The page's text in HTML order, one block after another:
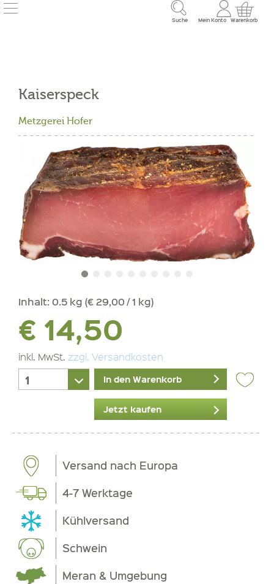
Suche Mein Konto Warenkorb
Kaiserspeck
Metzgerei Hofer
Inhalt: 0.5 kg (€ 29,00 / 1 kg)
€ 14,50
inkl. MwSt. zzgl. Versandkosten
In den Warenkorb
Jetzt kaufen
Versand nach Europa
4-7 Werktage
Kühlversand
Schwein
Meran & Umgebung